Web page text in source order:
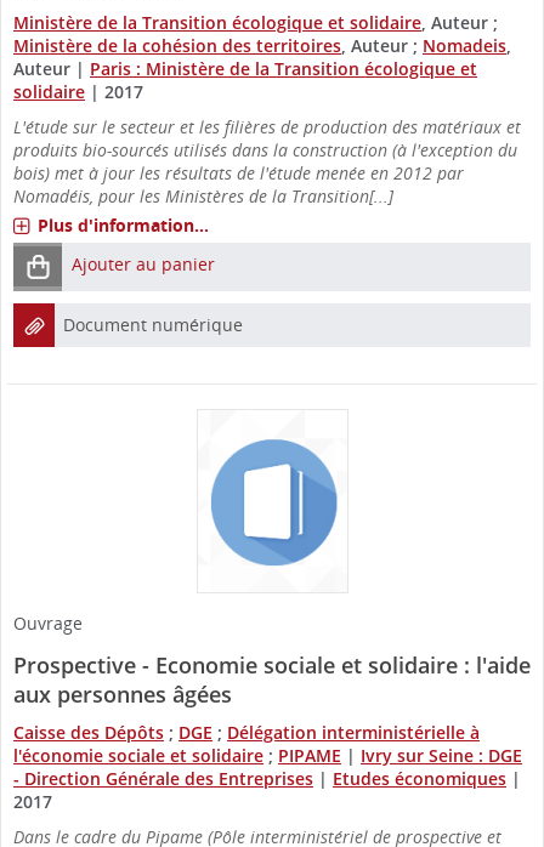
Ministère de la Transition écologique et solidaire , Auteur ;
Ministère de la cohésion des territoires , Auteur ; Nomadeis
Auteur | Paris : Ministère de la Transition écologique et
solidaire | 2017
L'étude sur le secteur et les filières de production des matériaux et
produits bio-sourcés utilisés dans la construction (à l'exception du
bois) met à jour les résultats de l'étude menée en 2012 par
Nomadéis, pour les Ministères de la Transition[...]
Plus d'information...
Ajouter au panier
Document numérique
Ouvrage
Prospective - Economie sociale et solidaire : l'aide
aux personnes âgées
Caisse des Dépôts ; DGE ; Délégation interministérielle à
l'économie sociale et solidaire ; PIPAME | Ivry sur Seine : DGE
- Direction Générale des Entreprises | Etudes économiques |
2017
Dans le cadre du Pipame (Pôle interministériel de prospective et